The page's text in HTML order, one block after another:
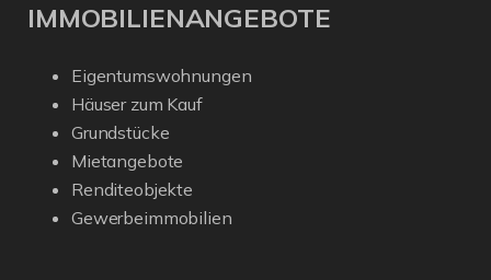
IMMOBILIENANGEBOTE
Eigentumswohnungen
Häuser zum Kauf
Grundstücke
Mietangebote
Renditeobjekte
Gewerbeimmobilien